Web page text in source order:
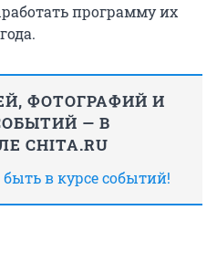
программу их
ФОТОГРАФИЙ И
— В
CHITA.RU
в курсе событий!